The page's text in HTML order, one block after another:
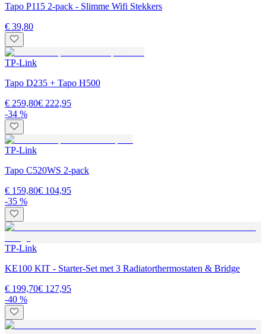
Tapo P115 2-pack - Slimme Wifi Stekkers
€ 39,80
TP-Link
Tapo D235 + Tapo H500
€ 259,80€ 222,95
-34 %
TP-Link
Tapo C520WS 2-pack
€ 159,80€ 104,95
-35 %
TP-Link
KE100 KIT - Starter-Set met 3 Radiatorthermostaten & Bridge
€ 199,70€ 127,95
-40 %